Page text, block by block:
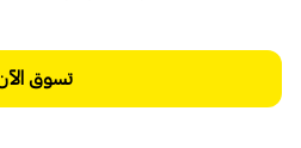
تسوق